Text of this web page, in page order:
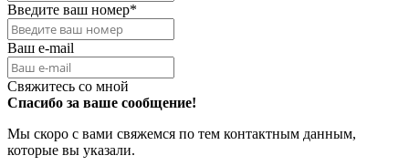
Введите ваш номер*
Ваш e-mail
Свяжитесь со мной
Спасибо за ваше сообщение!
Мы скоро с вами свяжемся по тем контактным данным,
которые вы указали.